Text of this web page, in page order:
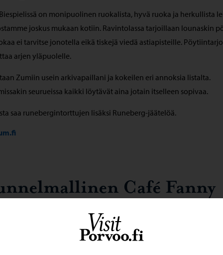
on monipuolinen ruokalista, hyvä ruoka ja herkullista
joskus mukaan kotiin. Ravintolassa tarjoillaan lounaskin
ei tarvitse jonotella eikä tiskejä viedä astiapisteille.
arjen yläpuolelle.
Zumiin usein arkivapaillani ja kokeilen eri annoksia listalta.
seurueissa kaikki löytävät aina jotain itselleen sopivaa.
saa runebergintorttujen lisäksi Runeberg-jäätelöä.
Café Fanny
torin laidalla sijaitsevassa Café Fannyssä on hyvät
suolaista sekä makeaa. Suojaisella terassilla tarkenee
Vanhan Porvoon kauneutta pitkälle syksyyn.